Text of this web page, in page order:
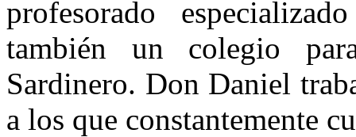
profesorado
también un colegio
Sardinero. Don Daniel
a los que constantemente